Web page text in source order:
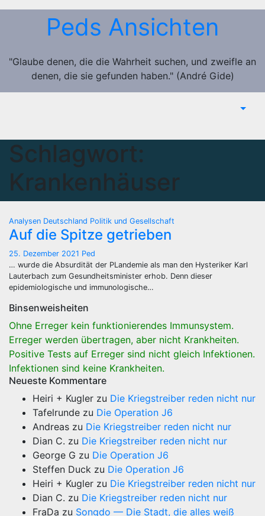
Zum
Peds Ansichten
"Glaube denen, die die Wahrheit suchen, und zweifle an
denen, die sie gefunden haben." (André Gide)
Schlagwort:
Krankenhäuser
Analysen Deutschland Politik und Gesellschaft
Auf die Spitze getrieben
25. Dezember 2021 Ped
… wurde die Absurdität der PLandemie als man den Hysteriker Karl
Lauterbach zum Gesundheitsminister erhob. Denn dieser
epidemiologische und immunologische…
Binsenweisheiten
Ohne Erreger kein funktionierendes Immunsystem.
Erreger werden übertragen, aber nicht Krankheiten.
Positive Tests auf Erreger sind nicht gleich Infektionen.
Infektionen sind keine Krankheiten.
Neueste Kommentare
Heiri + Kugler zu Die Kriegstreiber reden nicht nur
Tafelrunde zu Die Operation J6
Andreas zu Die Kriegstreiber reden nicht nur
Dian C. zu Die Kriegstreiber reden nicht nur
George G zu Die Operation J6
Steffen Duck zu Die Operation J6
Heiri + Kugler zu Die Kriegstreiber reden nicht nur
Dian C. zu Die Kriegstreiber reden nicht nur
FraDa zu Songdo — Die Stadt, die alles weiß